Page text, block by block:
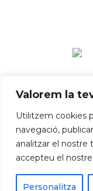
Valorem la
Utilitzem cookies
navegació,
analitzar el nostre
accepteu el
Personalitza
Política de